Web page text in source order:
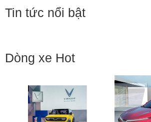
Tin tức nổi bật
Dòng xe Hot